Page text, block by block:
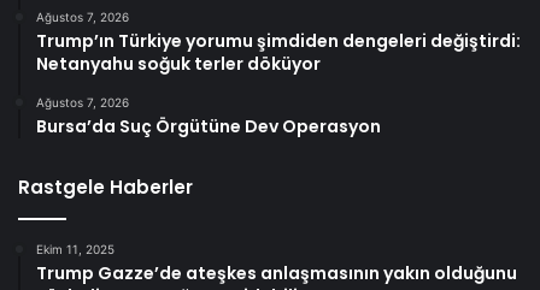
Ağustos 7, 2026
Trump’ın Türkiye yorumu şimdiden dengeleri değiştirdi:
Netanyahu soğuk terler döküyor
Ağustos 7, 2026
Bursa’da Suç Örgütüne Dev Operasyon
Rastgele Haberler
Ekim 11, 2025
Trump Gazze’de ateşkes anlaşmasının yakın olduğunu